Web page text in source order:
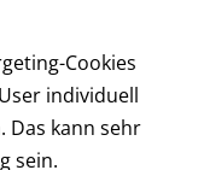
Cookies
individuell
Das kann sehr
sein.